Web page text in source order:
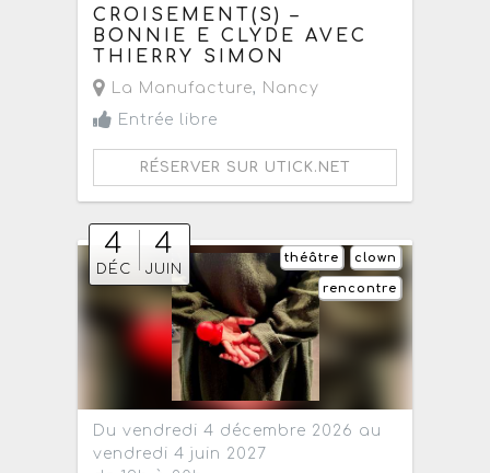
CROISEMENT(S) –
BONNIE E CLYDE AVEC
THIERRY SIMON
La Manufacture, Nancy
Entrée libre
RÉSERVER SUR UTICK.NET
4
DÉC
4
JUIN
clown
théâtre
rencontre
Du vendredi 4 décembre 2026 au
vendredi 4 juin 2027